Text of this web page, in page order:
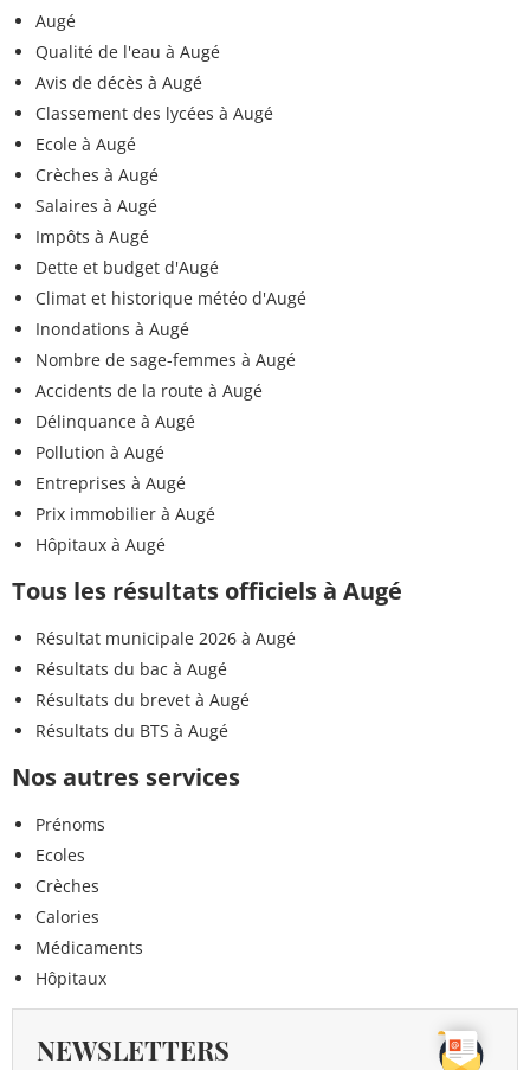
Augé
Qualité de l'eau à Augé
Avis de décès à Augé
Classement des lycées à Augé
Ecole à Augé
Crèches à Augé
Salaires à Augé
Impôts à Augé
Dette et budget d'Augé
Climat et historique météo d'Augé
Inondations à Augé
Nombre de sage-femmes à Augé
Accidents de la route à Augé
Délinquance à Augé
Pollution à Augé
Entreprises à Augé
Prix immobilier à Augé
Hôpitaux à Augé
Tous les résultats officiels à Augé
Résultat municipale 2026 à Augé
Résultats du bac à Augé
Résultats du brevet à Augé
Résultats du BTS à Augé
Nos autres services
Prénoms
Ecoles
Crèches
Calories
Médicaments
Hôpitaux
NEWSLETTERS